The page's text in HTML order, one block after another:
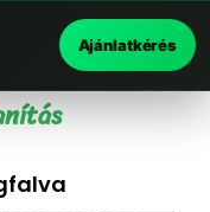
Ajánlatkérés